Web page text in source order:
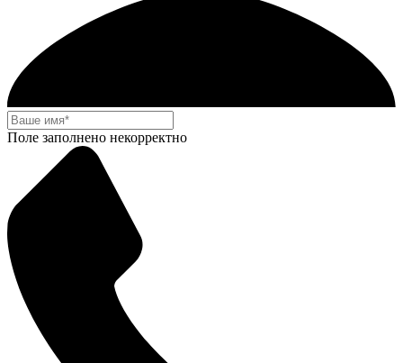
Поле заполнено некорректно